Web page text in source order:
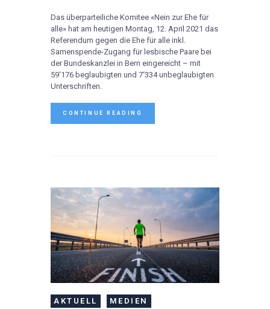
Das überparteiliche Komitee «Nein zur Ehe für
alle» hat am heutigen Montag, 12. April 2021 das
Referendum gegen die Ehe für alle inkl.
Samenspende-Zugang für lesbische Paare bei
der Bundeskanzlei in Bern eingereicht – mit
59‘176 beglaubigten und 7‘334 unbeglaubigten
Unterschriften.
CONTINUE READING
AKTUELL MEDIEN